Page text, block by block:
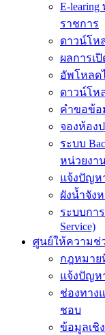
E-
ราชการ
ดาวน์โห
ผลการเ
อัพโหลด
ดาวน์โห
คำขอข้อ
จองห้อง
ระบบ
หน่วยงา
แจ้งปัญห
ผังน้ำจัง
ระบบกา
Service)
ศูนย์ให้ความช่
กฎหมาย
แจ้งปัญห
ช่องทาง
ชอบ
ข้อมูลเชิ